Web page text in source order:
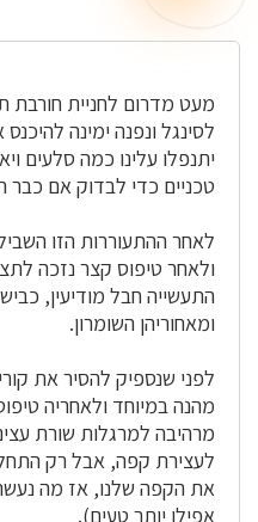
מעט מדרום לחניית
לסינגל ונפנה ימינה
יתנפלו עלינו כמה סלעים
טכניים כדי לבדוק אם כבר
לאחר ההתעוררות הזו
ולאחר טיפוס קצר נזכה
ומאחוריהן השומרון.
לפני שנספיק להסיר את
מהנה במיוחד ולאחריה
מרהיבה למרגלות שורת
לעצירת קפה, אבל רק
את הקפה שלנו, אז מה
אפילו יותר טעים).